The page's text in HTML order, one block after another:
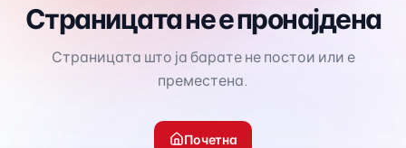
Страницата не е пронајдена
Страницата што ја барате не постои или е
преместена.
Почетна